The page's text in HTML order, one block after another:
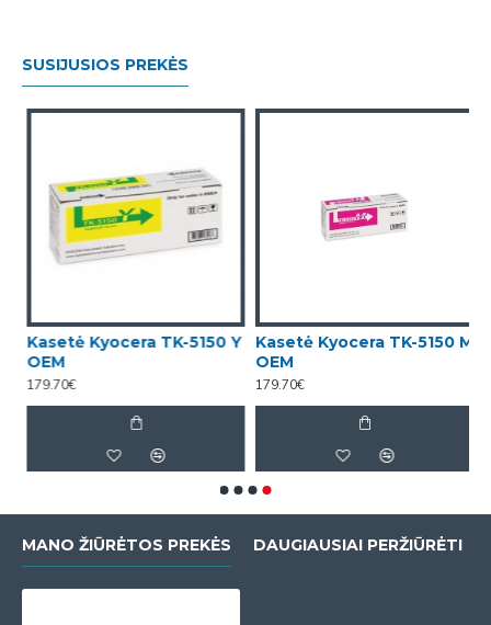
SUSIJUSIOS PREKĖS
Kasetė Kyocera TK-5150 Y
OEM
179.70€
Kasetė Kyocera TK-5150 M
OEM
179.70€
MANO ŽIŪRĖTOS PREKĖS DAUGIAUSIAI PERŽIŪRĖTI